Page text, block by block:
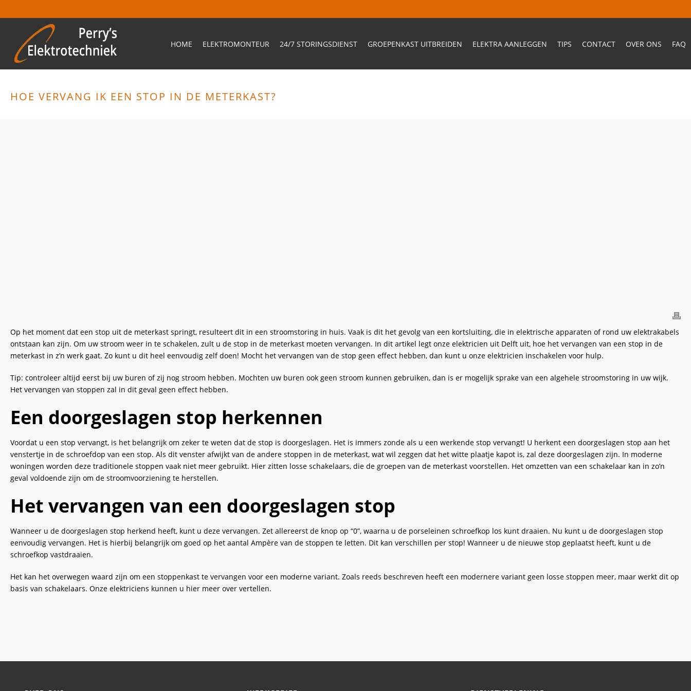
HOME ELEKTROMONTEUR 24/7 STORINGSDIENST GROEPENKAST UITBREIDEN ELEKTRA AANLEGGEN TIPS CONTACT OVER ONS FAQ
HOE VERVANG IK EEN STOP IN DE METERKAST?
Op het moment dat een stop uit de meterkast springt, resulteert dit in een stroomstoring in huis. Vaak is dit het gevolg van een kortsluiting, die in elektrische apparaten of rond uw elektrakabels
ontstaan kan zijn. Om uw stroom weer in te schakelen, zult u de stop in de meterkast moeten vervangen. In dit artikel legt onze elektricien uit Delft uit, hoe het vervangen van een stop in de
meterkast in z’n werk gaat. Zo kunt u dit heel eenvoudig zelf doen! Mocht het vervangen van de stop geen effect hebben, dan kunt u onze elektricien inschakelen voor hulp.
Tip: controleer altijd eerst bij uw buren of zij nog stroom hebben. Mochten uw buren ook geen stroom kunnen gebruiken, dan is er mogelijk sprake van een algehele stroomstoring in uw wijk.
Het vervangen van stoppen zal in dit geval geen effect hebben.
Een doorgeslagen stop herkennen
Voordat u een stop vervangt, is het belangrijk om zeker te weten dat de stop is doorgeslagen. Het is immers zonde als u een werkende stop vervangt! U herkent een doorgeslagen stop aan het
venstertje in de schroefdop van een stop. Als dit venster afwijkt van de andere stoppen in de meterkast, wat wil zeggen dat het witte plaatje kapot is, zal deze doorgeslagen zijn. In moderne
woningen worden deze traditionele stoppen vaak niet meer gebruikt. Hier zitten losse schakelaars, die de groepen van de meterkast voorstellen. Het omzetten van een schakelaar kan in zo’n
geval voldoende zijn om de stroomvoorziening te herstellen.
Het vervangen van een doorgeslagen stop
Wanneer u de doorgeslagen stop herkend heeft, kunt u deze vervangen. Zet allereerst de knop op “0”, waarna u de porseleinen schroefkop los kunt draaien. Nu kunt u de doorgeslagen stop
eenvoudig vervangen. Het is hierbij belangrijk om goed op het aantal Ampère van de stoppen te letten. Dit kan verschillen per stop! Wanneer u de nieuwe stop geplaatst heeft, kunt u de
schroefkop vastdraaien.
Het kan het overwegen waard zijn om een stoppenkast te vervangen voor een moderne variant. Zoals reeds beschreven heeft een modernere variant geen losse stoppen meer, maar werkt dit op
basis van schakelaars. Onze elektriciens kunnen u hier meer over vertellen.